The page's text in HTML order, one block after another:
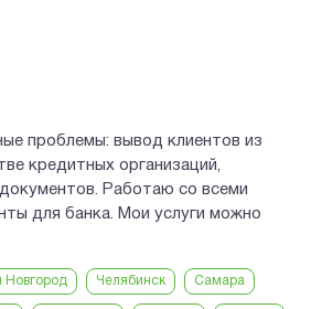
проблемы: вывод клиентов из
кредитных организаций,
Работаю со всеми
для банка. Мои услуги можно
Новгород Челябинск Самара